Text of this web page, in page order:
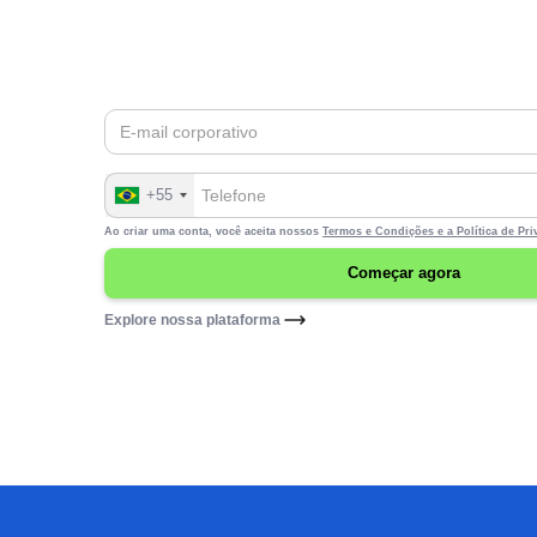
+55
Ao criar uma conta, você aceita nossosTermos e Condições e a Política de
Explore nossa plataforma